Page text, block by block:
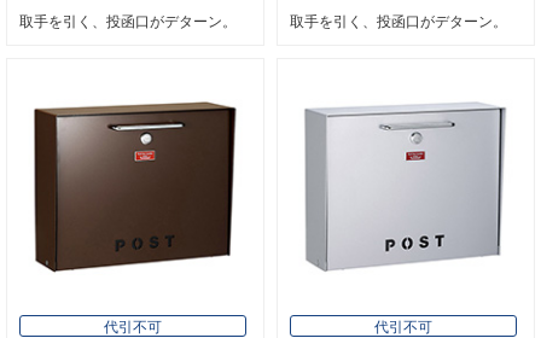
取手を引く、投函口がデターン。
取手を引く、投函口がデターン。
代引不可
代引不可